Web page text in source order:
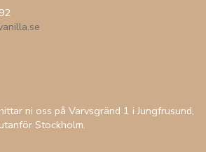
ni oss på Varvsgränd 1 i Jungfrusund,
Stockholm.